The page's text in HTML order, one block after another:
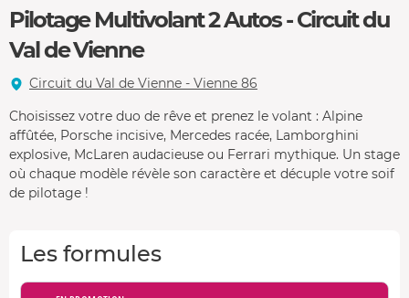
Pilotage Multivolant 2 Autos - Circuit du
Val de Vienne
Circuit du Val de Vienne - Vienne 86
Choisissez votre duo de rêve et prenez le volant : Alpine
affûtée, Porsche incisive, Mercedes racée, Lamborghini
explosive, McLaren audacieuse ou Ferrari mythique. Un stage
où chaque modèle révèle son caractère et décuple votre soif
de pilotage !
Les formules